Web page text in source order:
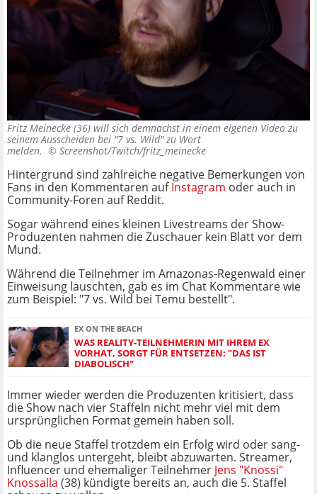
Fritz Meinecke (36) will sich demnächst in einem eigenen Video zu
seinem Ausscheiden bei "7 vs. Wild" zu Wort
melden. © Screenshot/Twitch/fritz_meinecke
Hintergrund sind zahlreiche negative Bemerkungen von
Fans in den Kommentaren aufInstagram oder auch in
Community-Foren auf Reddit.
Sogar während eines kleinen Livestreams der Show-
Produzenten nahmen die Zuschauer kein Blatt vor dem
Mund.
Während die Teilnehmer im Amazonas-Regenwald einer
Einweisung lauschten, gab es im Chat Kommentare wie
zum Beispiel: "7 vs. Wild bei Temu bestellt".
EX ON THE BEACH
WAS REALITY-TEILNEHMERIN MIT IHREM EX
VORHAT, SORGT FÜR ENTSETZEN: "DAS IST
DIABOLISCH"
Immer wieder werden die Produzenten kritisiert, dass
die Show nach vier Staffeln nicht mehr viel mit dem
ursprünglichen Format gemein haben soll.
Ob die neue Staffel trotzdem ein Erfolg wird oder sang-
und klanglos untergeht, bleibt abzuwarten. Streamer,
Influencer und ehemaliger Teilnehmer Jens "Knossi"
Knossalla (38) kündigte bereits an, auch die 5. Staffel